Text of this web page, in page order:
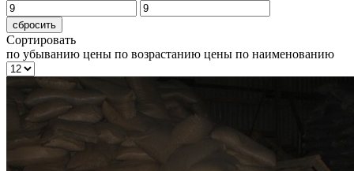
сбросить
Сортировать
по убыванию цены по возрастанию цены по наименованию